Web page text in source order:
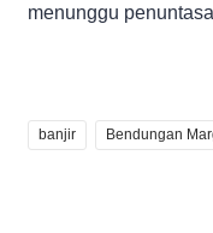
menunggu
banjir Bendungan